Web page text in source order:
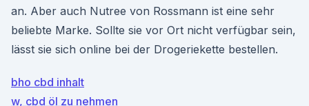
an. Aber auch Nutree von Rossmann ist eine sehr
beliebte Marke. Sollte sie vor Ort nicht verfügbar sein,
lässt sie sich online bei der Drogeriekette bestellen.
bho cbd inhalt
w, cbd öl zu nehmen